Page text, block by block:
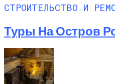
СТРОИТЕЛЬСТВО И
Туры На Остров